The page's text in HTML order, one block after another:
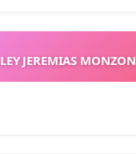
LEY JEREMIAS MONZON